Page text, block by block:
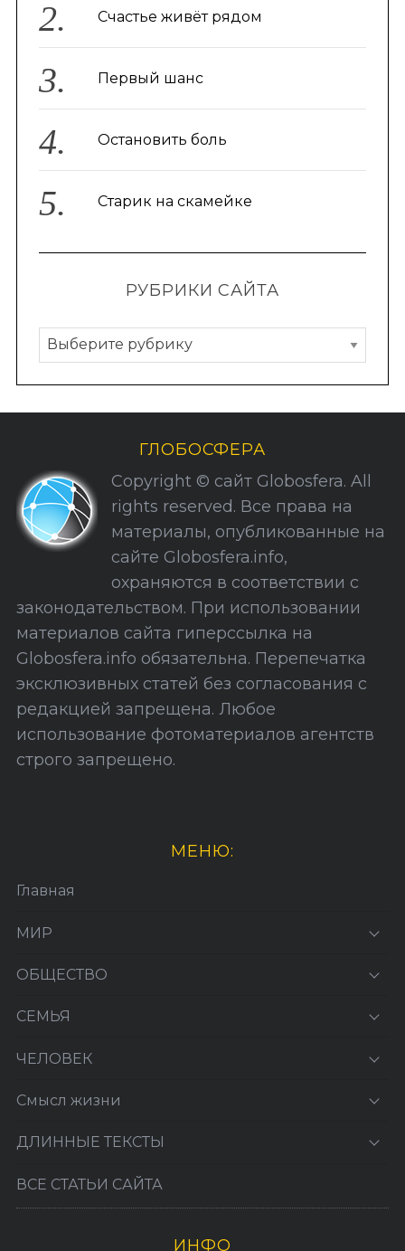
Счастье живёт рядом
Первый шанс
Остановить боль
Старик на скамейке
РУБРИКИ САЙТА
Р
у
б
р
и
С
а
а
ГЛОБОСФЕРА
Copyright © сайт Globosfera. All
rights reserved. Все права на
материалы, опубликованные на
сайте Globosfera.info,
охраняются в соответствии с
законодательством. При использовании
материалов сайта гиперссылка на
Globosfera.info обязательна. Перепечатка
эксклюзивных статей без согласования с
редакцией запрещена. Любое
использование фотоматериалов агентств
строго запрещено.
МЕНЮ:
Главная
МИР
ОБЩЕСТВО
СЕМЬЯ
ЧЕЛОВЕК
Смысл жизни
ДЛИННЫЕ ТЕКСТЫ
ВСЕ СТАТЬИ САЙТА
ИНФО